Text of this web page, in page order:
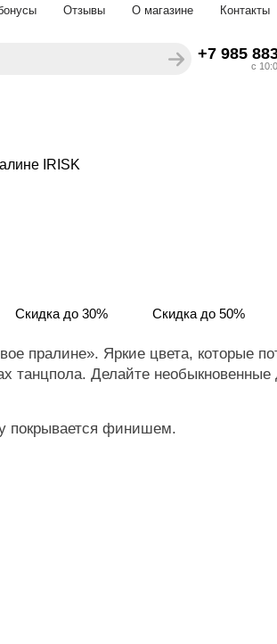
Отзывы О магазине Контакты
+7 985
с
IRISK
Скидка до 30% Скидка до 50%
пралине». Яркие цвета, которые
Делайте необыкновенные
покрывается финишем.